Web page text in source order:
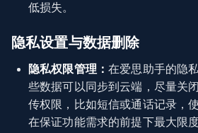
低损失。
隐私设置与数据删除
隐私权限管理：在爱思助手的隐
些数据可以同步到云端，尽量关
传权限，比如短信或通话记录，
在保证功能需求的前提下最大限